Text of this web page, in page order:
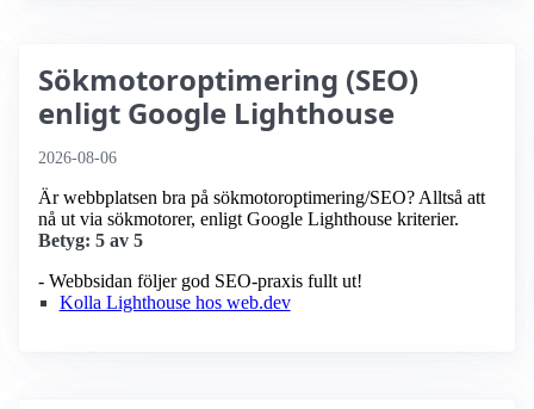
Sökmotoroptimering (SEO)
enligt Google Lighthouse
2026-08-06
Är webbplatsen bra på sökmotoroptimering/SEO? Alltså att
nå ut via sökmotorer, enligt Google Lighthouse kriterier.
Betyg: 5 av 5
- Webbsidan följer god SEO-praxis fullt ut!
Kolla Lighthouse hos web.dev